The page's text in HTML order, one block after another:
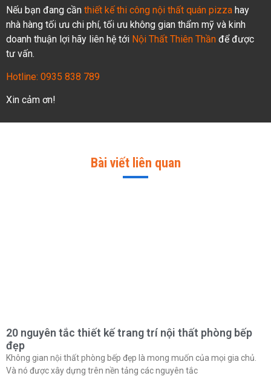
Nếu bạn đang cần thiết kế thi công nội thất quán pizza hay
nhà hàng tối ưu chi phí, tối ưu không gian thẩm mỹ và kinh
doanh thuận lợi hãy liên hệ tới Nội Thất Thiên Thần để được
tư vấn.
Hotline: 0935 838 789
Xin cảm ơn!
Bài viết liên quan
20 nguyên tắc thiết kế trang trí nội thất phòng bếp
đẹp
Không gian nội thất phòng bếp đẹp là mong muốn của mọi gia chủ.
Và nó được xây dựng trên nền tảng các nguyên tắc